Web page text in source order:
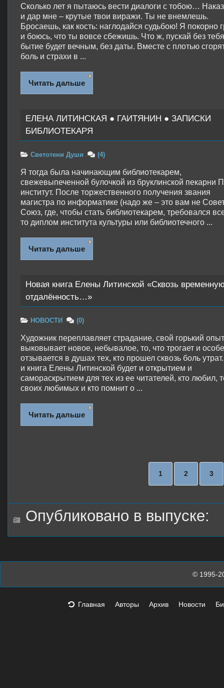
Сколько лет я пытаюсь вести диалоги с тобою…
и дар мне – крутые твои виражи. Ты не внемлешь.
Бросаешь, как кость: наглодайся судьбою! Я покорно
и боюсь, что ты вовсе сбежишь. Что ж, пускай без тебя
бытие будет вечным, без даты. Вместе с плотью
боль и страхи в ...
Читать дальше
ЕЛЕНА ЛИТИНСКАЯ ● ГАИТЯНИН ● ЗАПИСКИ
БИБЛИОТЕКАРЯ
Светотени Души (4)
Я тогда была начинающим библиотекарем,
свежевыпеченной булочкой из бруклинской пекарни
институт. После торжественного получения звания
магистра по информатике (надо же – это вам не
Союз, где, чтобы стать библиотекарем, требовался
то диплом института культуры или библиотечного ...
Читать дальше
Новая книга Елены Литинской «Сквозь
отдалённость…»
НОВОСТИ (0)
Художник переплавляет страдание, свой горький
выковывает новое, небывалое, то, что трогает и
отзывается в душах тех, кто прошел сквозь боль
и книга Елены Литинской будет и открытием и
самораскрытием для тех из ее читателей, кто любил,
своих любимых и кто помнит о ...
Читать дальше
1 2 3
Опубликовано в выпуске:
© 1995-
Главная Авторы Архив Новости